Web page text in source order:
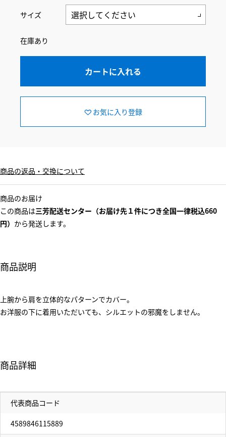
サイズ
在庫あり
カートに入れる
お気に入り登録
商品の返品・交換について
商品のお届け
この商品は三芳配送センター（お届け先１件につき全国一律税込660
円） から発送します。
商品説明
上腕から肩を立体的なパターンでカバー。
お洋服の下に着用いただいても、シルエットの邪魔をしません。
商品詳細
代表商品コード
4589846115889